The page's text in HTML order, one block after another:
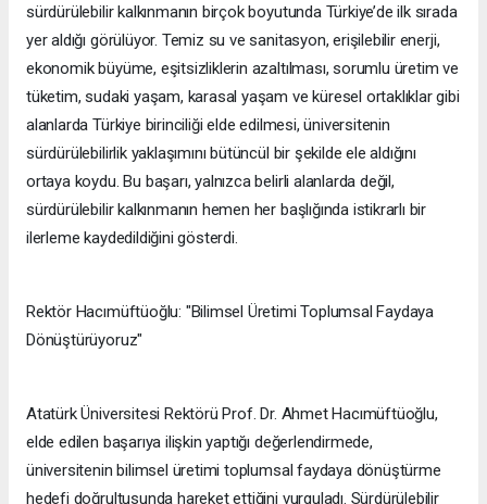
sürdürülebilir kalkınmanın birçok boyutunda Türkiye’de ilk sırada
yer aldığı görülüyor. Temiz su ve sanitasyon, erişilebilir enerji,
ekonomik büyüme, eşitsizliklerin azaltılması, sorumlu üretim ve
tüketim, sudaki yaşam, karasal yaşam ve küresel ortaklıklar gibi
alanlarda Türkiye birinciliği elde edilmesi, üniversitenin
sürdürülebilirlik yaklaşımını bütüncül bir şekilde ele aldığını
ortaya koydu. Bu başarı, yalnızca belirli alanlarda değil,
sürdürülebilir kalkınmanın hemen her başlığında istikrarlı bir
ilerleme kaydedildiğini gösterdi.
Rektör Hacımüftüoğlu: "Bilimsel Üretimi Toplumsal Faydaya
Dönüştürüyoruz"
Atatürk Üniversitesi Rektörü Prof. Dr. Ahmet Hacımüftüoğlu,
elde edilen başarıya ilişkin yaptığı değerlendirmede,
üniversitenin bilimsel üretimi toplumsal faydaya dönüştürme
hedefi doğrultusunda hareket ettiğini vurguladı. Sürdürülebilir